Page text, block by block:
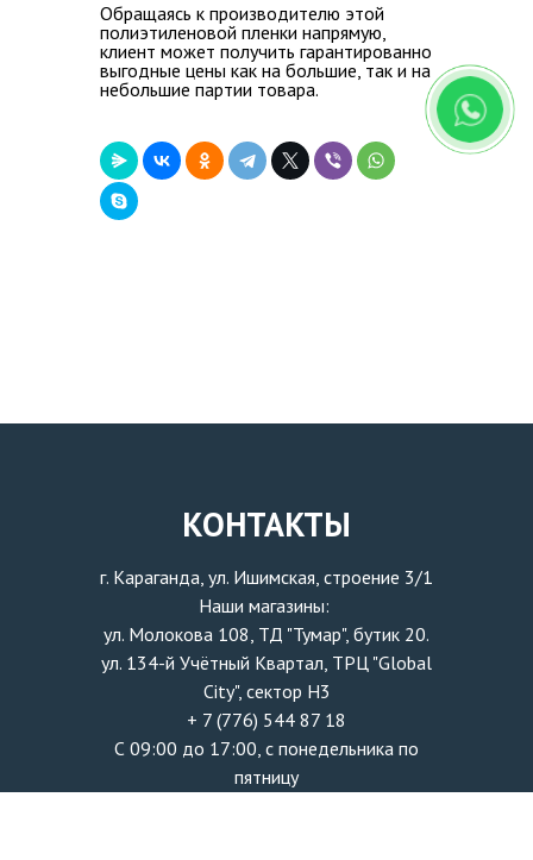
Обращаясь к производителю этой
полиэтиленовой пленки напрямую,
клиент может получить гарантированно
выгодные цены как на большие, так и на
небольшие партии товара.
КОНТАКТЫ
г. Караганда, ул. Ишимская, строение 3/1
Наши магазины:
ул. Молокова 108, ТД "Тумар", бутик 20.
ул. 134-й Учётный Квартал, ТРЦ "Global
City", сектор H3
+ 7 (776) 544 87 18
С 09:00 до 17:00, с понедельника по
пятницу